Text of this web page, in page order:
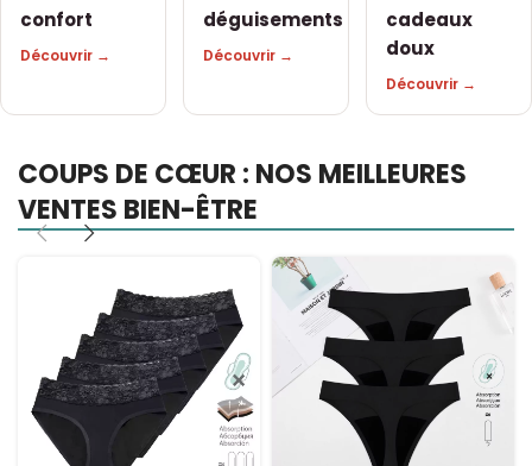
confort
Découvrir →
déguisements
Découvrir →
cadeaux
doux
Découvrir →
COUPS DE CŒUR : NOS MEILLEURES
VENTES BIEN-ÊTRE